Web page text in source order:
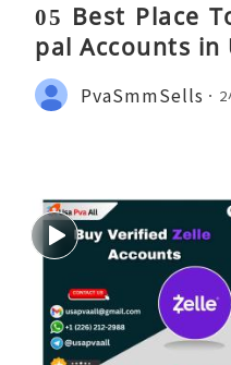
05 Best Place
pal Accounts in
PvaSmmSells